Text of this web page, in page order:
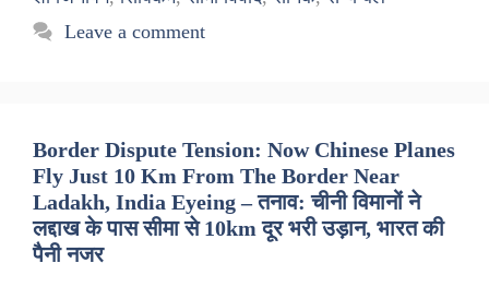
Leave a comment
Border Dispute Tension: Now Chinese Planes
Fly Just 10 Km From The Border Near
Ladakh, India Eyeing – तनाव: चीनी विमानों ने
लद्दाख के पास सीमा से 10km दूर भरी उड़ान, भारत की
पैनी नजर